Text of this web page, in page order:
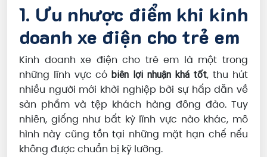
1. Ưu nhược điểm khi kinh
doanh xe điện cho trẻ em
Kinh doanh xe điện cho trẻ em là một trong
những lĩnh vực cóbiên lợi nhuận khá tốt, thu hút
nhiều người mới khởi nghiệp bởi sự hấp dẫn về
sản phẩm và tệp khách hàng đông đảo. Tuy
nhiên, giống như bất kỳ lĩnh vực nào khác, mô
hình này cũng tồn tại những mặt hạn chế nếu
không được chuẩn bị kỹ lưỡng.